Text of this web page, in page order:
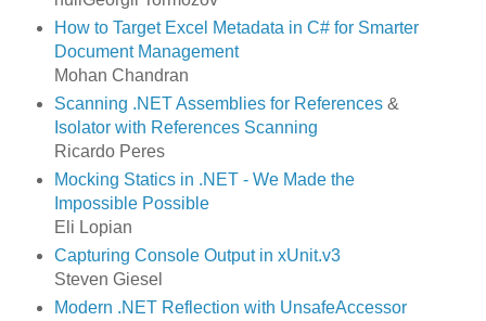
How to Target Excel Metadata in C# for Smarter
Document Management
Mohan Chandran
Scanning .NET Assemblies for References&
Isolator with References Scanning
Ricardo Peres
Mocking Statics in .NET - We Made the
Impossible Possible
Eli Lopian
Capturing Console Output in xUnit.v3
Steven Giesel
Modern .NET Reflection with UnsafeAccessor